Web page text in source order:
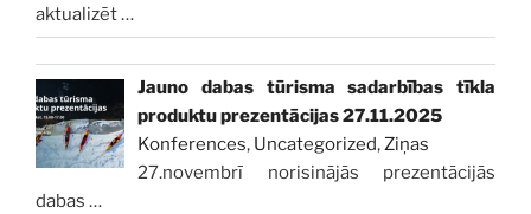
aktualizēt…
Jauno dabas tūrisma sadarbības tīkla
produktu prezentācijas 27.11.2025
Konferences, Uncategorized,Ziņas
27.novembrī norisinājās prezentācijās
dabas …